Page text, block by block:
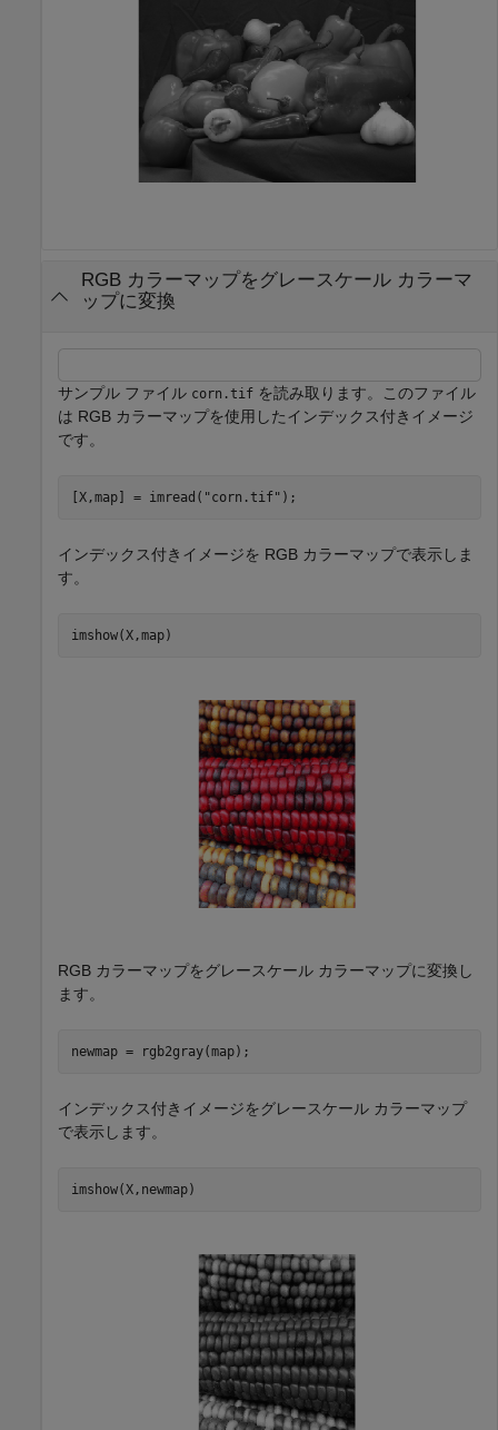
RGB カラーマップをグレースケール カラーマ
ップに変換
サンプル ファイル corn.tif を読み取ります。このファイル
は RGB カラーマップを使用したインデックス付きイメージ
です。
[X,map] = imread( "corn.tif" );
インデックス付きイメージを RGB カラーマップで表示しま
す。
imshow(X,map)
RGB カラーマップをグレースケール カラーマップに変換し
ます。
newmap = rgb2gray(map);
インデックス付きイメージをグレースケール カラーマップ
で表示します。
imshow(X,newmap)